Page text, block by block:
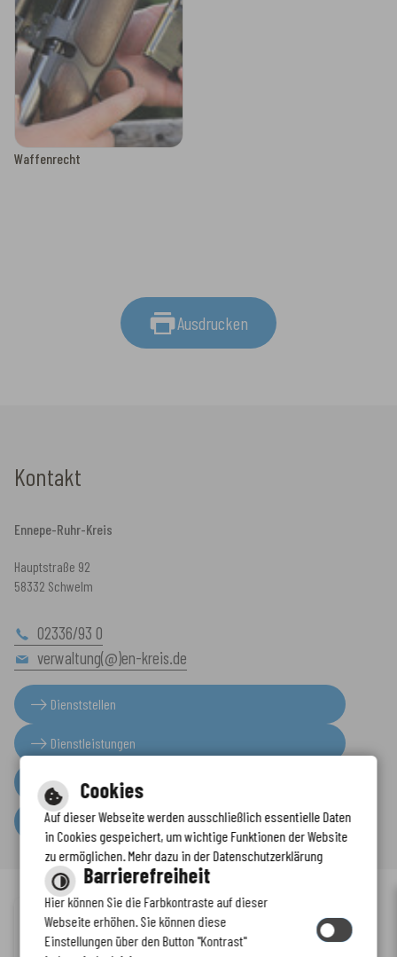
Waffenrecht
Ausdrucken
Kontakt
Ennepe-Ruhr-Kreis
Hauptstraße 92
58332 Schwelm
02336/93 0
verwaltung(@)en-kreis.de
Dienststellen
Dienstleistungen
Presseinformationen
Serviceportal
Inhalt-Impressum-Datenschutzerklärung Kontaktformular -
Barrierefreiheit
Immer auf dem neuesten Stand
www.enkreis.de möchte Ihnen Benachrichtigungen senden
Cookies
Auf dieser Webseite werden ausschließlich essentielle Daten
in Cookies gespeichert, um wichtige Funktionen der Website
zu ermöglichen. Mehr dazu in der Datenschutzerklärung
Barrierefreiheit
Hier können Sie die Farbkontraste auf dieser
Webseite erhöhen. Sie können diese
Einstellungen über den Button "Kontrast"